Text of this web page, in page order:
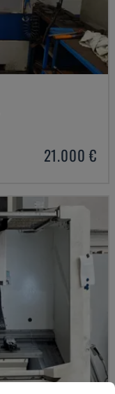
21.000 €